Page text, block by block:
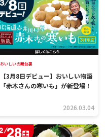
おいしいの舞台裏
【3月8日デビュー】おいしい物語
「赤木さんの寒いも」が新登場！
2026.03.04